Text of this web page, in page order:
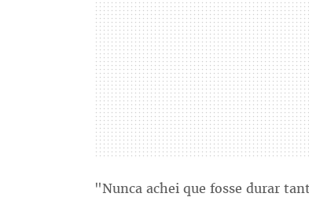
"Nunca achei que fosse durar